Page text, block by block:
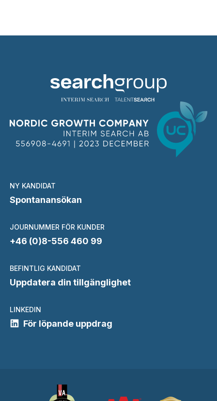
NY KANDIDAT
Spontanansökan
JOURNUMMER FÖR KUNDER
+46 (0)8-556 460 99
BEFINTLIG KANDIDAT
Uppdatera din tillgänglighet
LINKEDIN
För löpande uppdrag